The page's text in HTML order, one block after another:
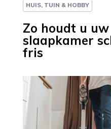
HUIS, TUIN & HOBBY
Zo houdt u uw
slaapkamer
fris